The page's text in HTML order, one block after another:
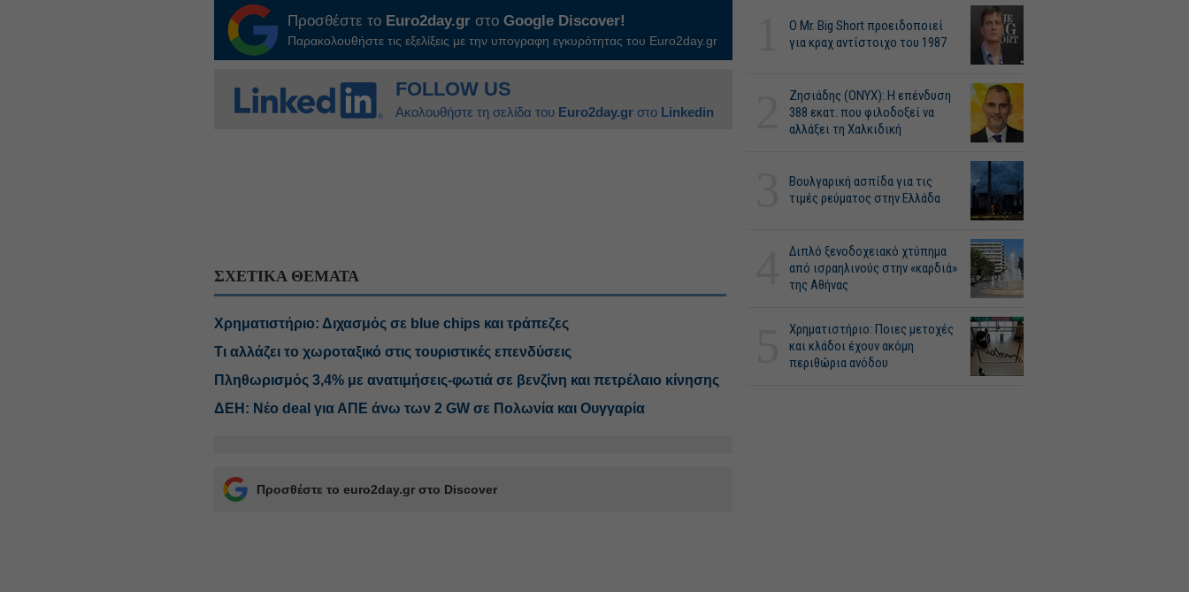
Προσθέστε το Euro2day.gr στοGoogle Discover!
Παρακολουθήστε τις εξελίξεις με την υπογραφη εγκυρότητας του Euro2day.gr
FOLLOW US
Ακολουθήστε τη σελίδα του Euro2day.gr στο Linkedin
ΣΧΕΤΙΚΑ ΘΕΜΑΤΑ
Χρηματιστήριο: Διχασμός σε blue chips και τράπεζες
Τι αλλάζει το χωροταξικό στις τουριστικές επενδύσεις
Πληθωρισμός 3,4% με ανατιμήσεις-φωτιά σε βενζίνη και πετρέλαιο κίνησης
ΔΕΗ: Νέο deal για ΑΠΕ άνω των 2 GW σε Πολωνία και Ουγγαρία
Προσθέστε το euro2day.gr στο Discover
O Mr. Big Short προειδοποιεί
για κραχ αντίστοιχο του 1987
Ζησιάδης (ONYX): Η επένδυση
388 εκατ. που φιλοδοξεί να
αλλάξει τη Χαλκιδική
Βουλγαρική ασπίδα για τις
τιμές ρεύματος στην Ελλάδα
Διπλό ξενοδοχειακό χτύπημα
από ισραηλινούς στην «καρδιά»
της Αθήνας
Χρηματιστήριο: Ποιες μετοχές
και κλάδοι έχουν ακόμη
περιθώρια ανόδου